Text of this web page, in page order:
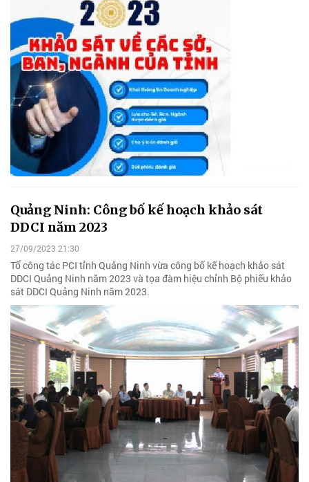
Quảng Ninh: Công bố kế hoạch khảo sát
DDCI năm 2023
27/09/2023 21:30
Tổ công tác PCI tỉnh Quảng Ninh vừa công bố kế hoạch khảo sát
DDCI Quảng Ninh năm 2023 và tọa đàm hiệu chỉnh Bộ phiếu khảo
sát DDCI Quảng Ninh năm 2023.